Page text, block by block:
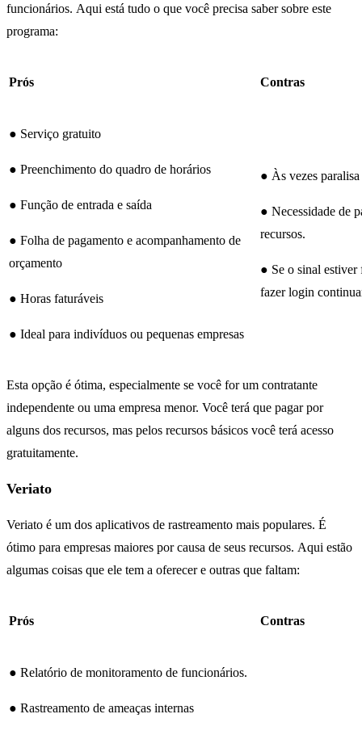
funcionários. Aqui está tudo o que você precisa saber sobre este
programa:
Prós Contras
● Serviço gratuito
● Preenchimento do quadro de horários
● Função de entrada e saída
● Folha de pagamento e acompanhamento de
orçamento
● Horas faturáveis
● Ideal para indivíduos ou pequenas empresas
● Às vezes paralisa
● Necessidade de
recursos.
● Se o sinal estiver
fazer login
Esta opção é ótima, especialmente se você for um contratante
independente ou uma empresa menor. Você terá que pagar por
alguns dos recursos, mas pelos recursos básicos você terá acesso
gratuitamente.
Veriato
Veriato é um dos aplicativos de rastreamento mais populares. É
ótimo para empresas maiores por causa de seus recursos. Aqui estão
algumas coisas que ele tem a oferecer e outras que faltam:
Prós Contras
● Relatório de monitoramento de funcionários.
● Rastreamento de ameaças internas